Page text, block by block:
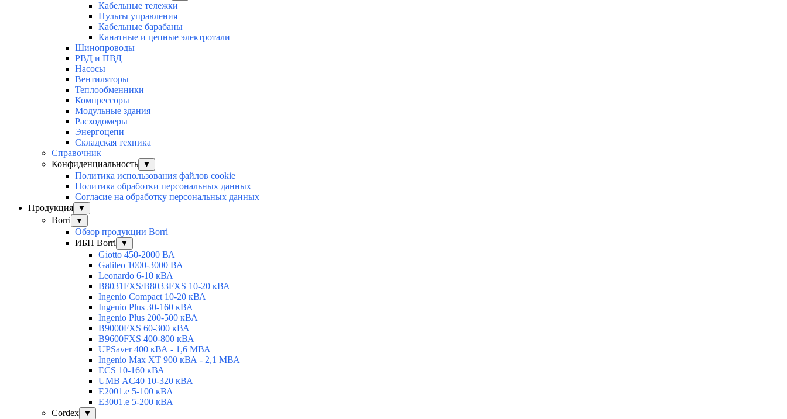
Кабельные тележки
Пульты управления
Кабельные барабаны
Канатные и цепные электротали
Шинопроводы
РВД и ПВД
Насосы
Вентиляторы
Теплообменники
Компрессоры
Модульные здания
Расходомеры
Энергоцепи
Складская техника
Справочник
Конфиденциальность
▼
Политика использования файлов cookie
Политика обработки персональных данных
Согласие на обработку персональных данных
Продукция
▼
Borri ▼
Обзор продукции Borri
ИБП Borri
▼
Giotto 450-2000 ВА
Galileo 1000-3000 ВА
Leonardo 6-10 кВА
B8031FXS/B8033FXS 10-20 кВА
Ingenio Compact 10-20 кВА
Ingenio Plus 30-160 кВА
Ingenio Plus 200-500 кВА
B9000FXS 60-300 кВА
B9600FXS 400-800 кВА
UPSaver 400 кВА - 1,6 МВА
Ingenio Max XT 900 кВА - 2,1 МВА
ECS 10-160 кВА
UMB AC40 10-320 кВА
E2001.e 5-100 кВА
E3001.e 5-200 кВА
Cordex
▼